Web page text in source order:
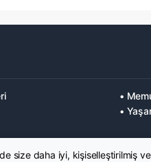
•
•
size daha iyi, kişiselleştirilmiş